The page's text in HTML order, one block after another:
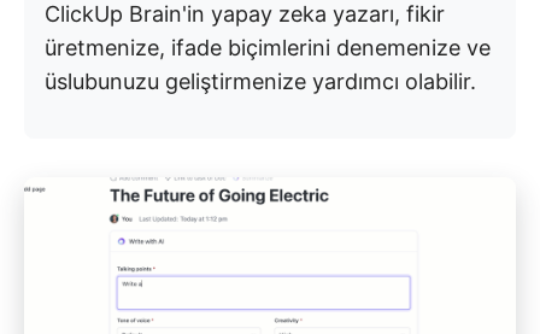
ClickUp Brain'in yapay zeka yazarı, fikir
üretmenize, ifade biçimlerini denemenize ve
üslubunuzu geliştirmenize yardımcı olabilir.